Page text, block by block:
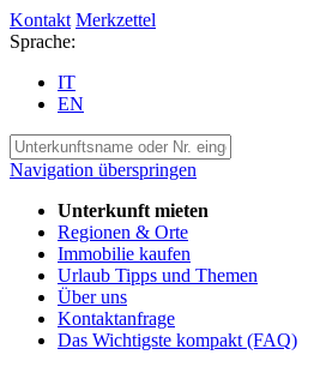
Kontakt Merkzettel
Sprache:
IT
EN
Navigation überspringen
Unterkunft mieten
Regionen & Orte
Immobilie kaufen
Urlaub Tipps und Themen
Über uns
Kontaktanfrage
Das Wichtigste kompakt (FAQ)